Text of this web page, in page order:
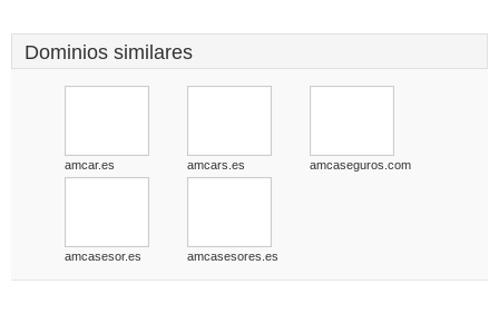
Dominios similares
amcar.es amcars.es amcaseguros.com
amcasesor.es amcasesores.es